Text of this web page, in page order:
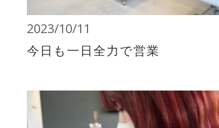
2023/10/11
今日も一日全力で営業️